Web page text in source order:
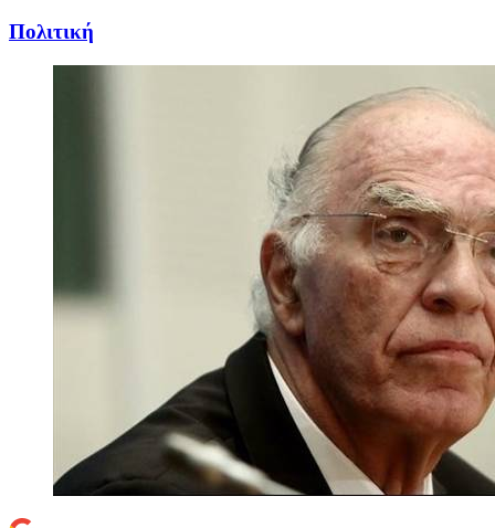
Πολιτική